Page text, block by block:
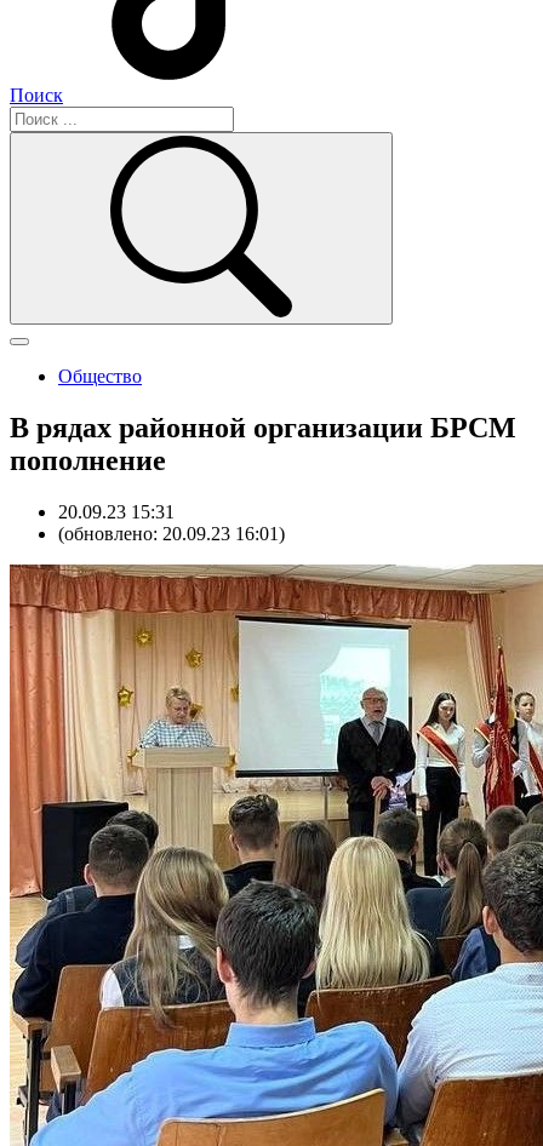
Поиск
Общество
В рядах районной организации БРСМ
пополнение
20.09.23 15:31
(обновлено: 20.09.23 16:01)